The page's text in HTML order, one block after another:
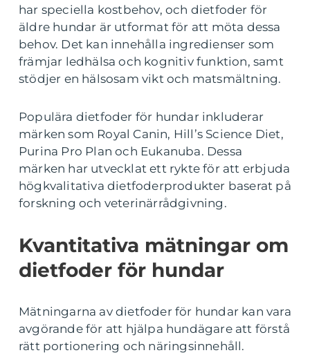
har speciella kostbehov, och dietfoder för
äldre hundar är utformat för att möta dessa
behov. Det kan innehålla ingredienser som
främjar ledhälsa och kognitiv funktion, samt
stödjer en hälsosam vikt och matsmältning.
Populära dietfoder för hundar inkluderar
märken som Royal Canin, Hill’s Science Diet,
Purina Pro Plan och Eukanuba. Dessa
märken har utvecklat ett rykte för att erbjuda
högkvalitativa dietfoderprodukter baserat på
forskning och veterinärrådgivning.
Kvantitativa mätningar om
dietfoder för hundar
Mätningarna av dietfoder för hundar kan vara
avgörande för att hjälpa hundägare att förstå
rätt portionering och näringsinnehåll.